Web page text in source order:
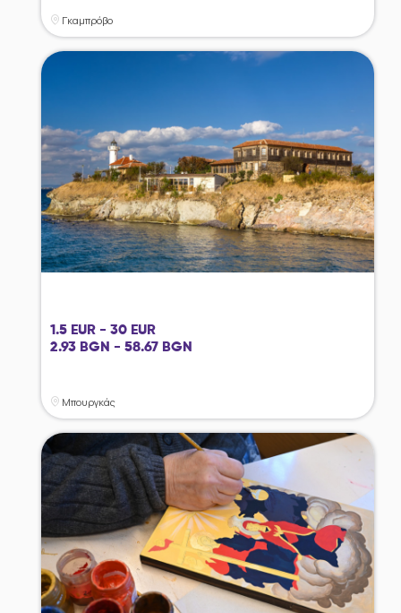
Γκαμπρόβο
1.5 EUR - 30 EUR
2.93 BGN - 58.67 BGN
Μπουργκάς